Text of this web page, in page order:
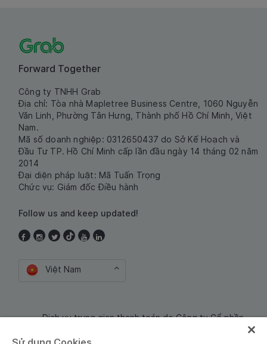
Forward Together
Công ty TNHH Grab
Địa chỉ: Tòa nhà Mapletree Business Centre, 1060 Nguyễn
Văn Linh, Phường Tân Hưng, Thành phố Hồ Chí Minh, Việt
Nam.
Mã số doanh nghiệp: 0312650437 do Sở Kế Hoạch và
Đầu Tư TP. Hồ Chí Minh cấp lần đầu ngày 14 tháng 02 năm
2014
Đại diện pháp luật: Mã Tuấn Trọng
Chức vụ: Giám đốc Điều hành
Follow us and keep updated!
Việt Nam
Dịch vụ trung gian thanh toán do Công ty Cổ phần